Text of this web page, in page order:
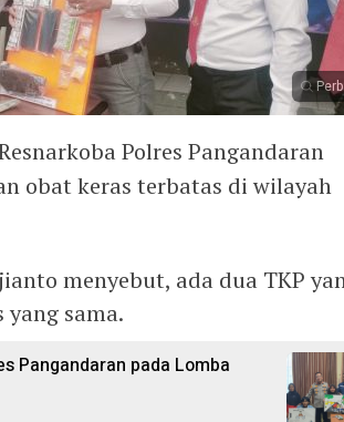
Polres Pangandaran
obat keras terbatas di wilayah
menyebut, ada dua TKP
sama.
Pangandaran pada Lomba